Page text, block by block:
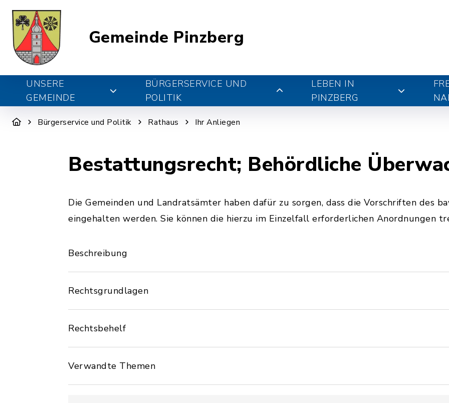
Gemeinde Pinzberg
UNSERE
GEMEINDE
BÜRGERSERVICE UND
POLITIK
LEBEN IN
PINZBERG
Bürgerservice und Politik Rathaus Ihr Anliegen
Bestattungsrecht; Behördliche
Die Gemeinden und Landratsämter haben dafür zu sorgen, dass die Vorschriften des
eingehalten werden. Sie können die hierzu im Einzelfall erforderlichen Anordnungen
Beschreibung
Rechtsgrundlagen
Rechtsbehelf
Verwandte Themen